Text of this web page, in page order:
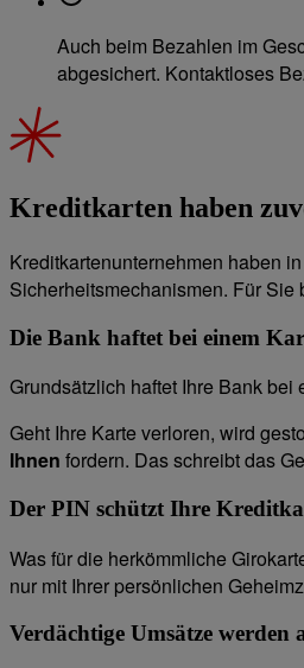
Auch beim Bezahlen im
abgesichert. Kontaktloses
Kreditkarten haben
Kreditkartenunternehmen haben
Sicherheitsmechanismen. Für
Die Bank haftet bei einem
Grundsätzlich haftet Ihre Bank
Geht Ihre Karte verloren, wird
Ihnen fordern. Das schreibt das
Der PIN schützt Ihre
Was für die herkömmliche
nur mit Ihrer persönlichen
Verdächtige Umsätze werden